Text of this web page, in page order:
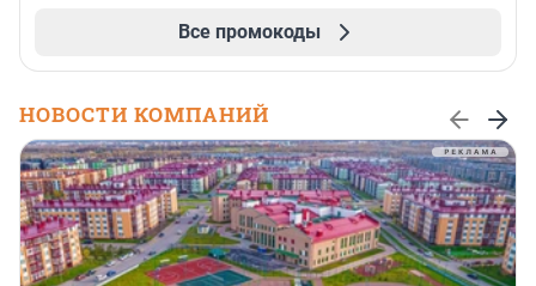
Все промокоды
НОВОСТИ КОМПАНИЙ